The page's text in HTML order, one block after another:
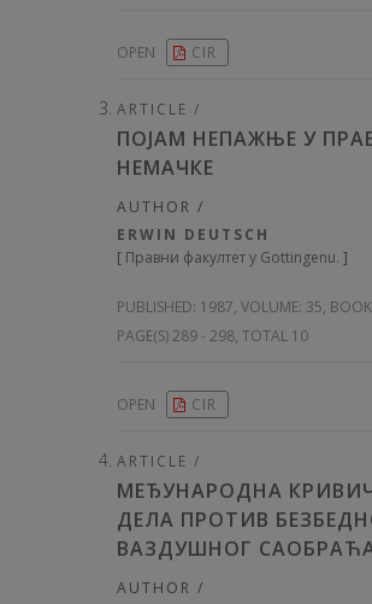
OPEN CIR
ARTICLE /
ПОЈАМ НЕПАЖЊЕ У
НЕМАЧКЕ
AUTHOR /
ERWIN DEUTSCH
[ Правни факултет у Gottingenu. ]
PUBLISHED: 1987, VOLUME: 35,
PAGE(S) 289 - 298, TOTAL 10
OPEN CIR
ARTICLE /
МЕЂУНАРОДНА
ДЕЛА ПРОТИВ
ВАЗДУШНОГ
AUTHOR /